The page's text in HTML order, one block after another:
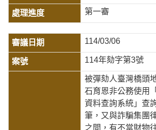
第一審
114/03/06
114年劾字第3號
被彈劾人臺灣橋頭
石育恩非公務使用
資料查詢系統」查
筆，又與詐騙集團
之間，有不當財物